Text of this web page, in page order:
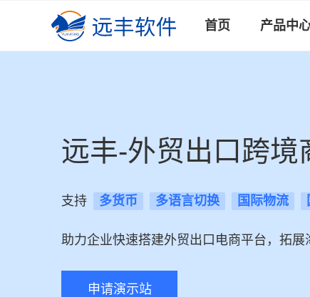
首页 产品中
远丰-外贸出口跨境
支持 多货币 多语言切换 国际物流
助力企业快速搭建外贸出口电商平台，拓展
申请演示站